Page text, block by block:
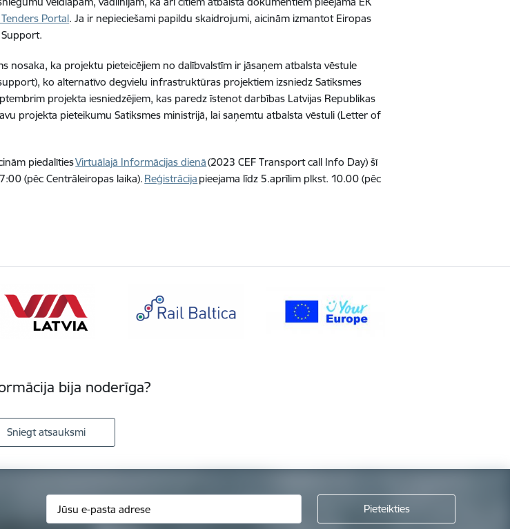
Portal. Ja ir nepieciešami papildu skaidrojumi, aicinām izmantot Eiropas
Support.
nosaka, ka projektu pieteicējiem no dalībvalstīm ir jāsaņem atbalsta vēstule
ko alternatīvo degvielu infrastruktūras projektiem izsniedz Satiksmes
projekta iesniedzējiem, kas paredz īstenot darbības Latvijas Republikas
projekta pieteikumu Satiksmes ministrijā, lai saņemtu atbalsta vēstuli (Letter of
piedalītiesVirtuālajā Informācijas dienā(2023 CEF Transport call Info Day) šī
(pēc Centrāleiropas laika). Reģistrācija pieejama līdz 5.aprīlim plkst. 10.00 (pēc
bija noderīga?
Sniegt atsauksmi